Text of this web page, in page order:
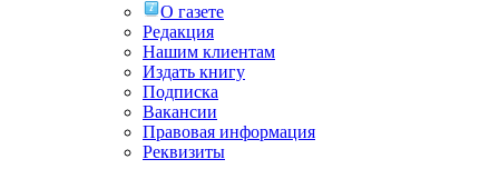
О газете
Редакция
Нашим клиентам
Издать книгу
Подписка
Вакансии
Правовая информация
Реквизиты